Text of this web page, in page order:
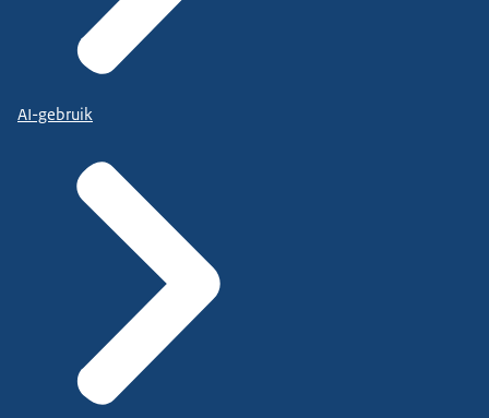
AI-gebruik